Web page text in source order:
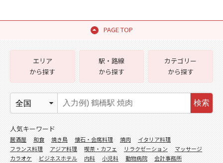
PAGE TOP
エリア
から探す
駅・路線
から探す
カテゴリー
から探す
検索
人気キーワード
居酒屋 和食 焼き鳥 懐石・会席料理 焼肉
イタリア料理
フランス料理
アジア料理 喫茶・カフェ リラクゼーション
マッサージ
カラオケ
ビジネスホテル 内科 小児科 動物病院
会計事務所